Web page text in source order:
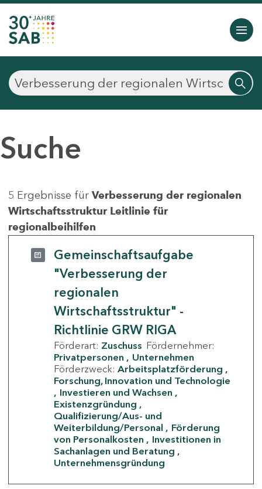
Suche
5 Ergebnisse für Verbesserung der regionalen
Wirtschaftsstruktur Leitlinie für
regionalbeihilfen
Gemeinschaftsaufgabe
"Verbesserung der
regionalen
Wirtschaftsstruktur" -
Richtlinie GRW RIGA
Förderart: Zuschuss Fördernehmer:
Privatpersonen
Unternehmen
Förderzweck: Arbeitsplatzförderung
Forschung, Innovation und Technologie
Investieren und Wachsen
Existenzgründung
Qualifizierung/Aus- und
Weiterbildung/Personal
Förderung
von Personalkosten
Investitionen in
Sachanlagen und Beratung
Unternehmensgründung